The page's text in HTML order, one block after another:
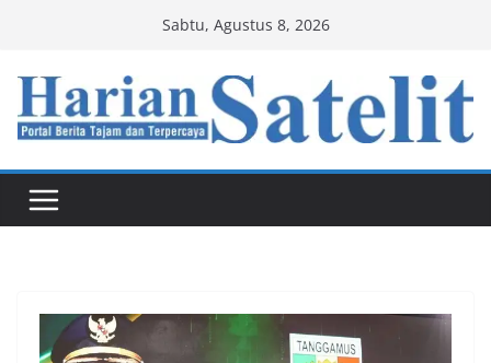
content
Sabtu, Agustus 8, 2026